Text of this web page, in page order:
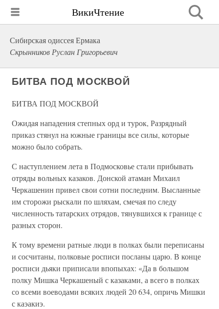
ВикиЧтение
Сибирская одиссея Ермака
Скрынников Руслан Григорьевич
БИТВА ПОД МОСКВОЙ
БИТВА ПОД МОСКВОЙ
Ожидая нападения степных орд и турок, Разрядный
приказ стянул на южные границы все силы, которые
можно было собрать.
С наступлением лета в Подмосковье стали прибывать
отряды вольных казаков. Донской атаман Михаил
Черкашенин привел свои сотни последним. Высланные
им сторожи рыскали по шляхам, смечая по следу
численность татарских отрядов, тянувшихся к границе с
разных сторон.
К тому времени ратные люди в полках были переписаны
и сосчитаны, полковые росписи посланы царю. В конце
росписи дьяки приписали впопыхах: «Да в большом
полку Мишка Черкашеный с казаками, а всего в полках
со всеми воеводами всяких людей 20 634, опричь Мишки
с каэакиэ.